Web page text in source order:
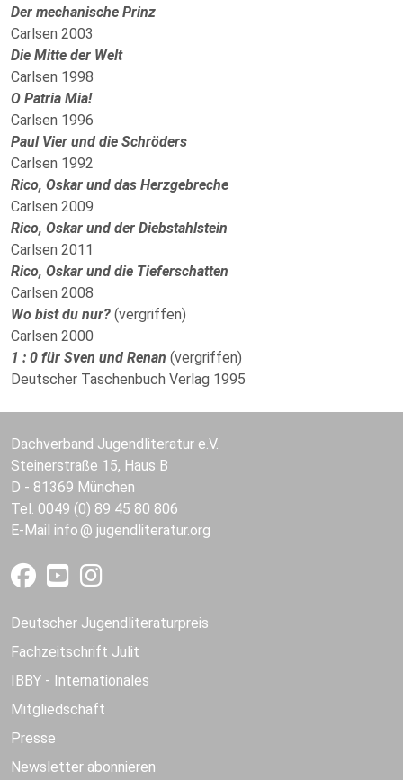
Der mechanische Prinz
Carlsen 2003
Die Mitte der Welt
Carlsen 1998
O Patria Mia!
Carlsen 1996
Paul Vier und die Schröders
Carlsen 1992
Rico, Oskar und das Herzgebreche
Carlsen 2009
Rico, Oskar und der Diebstahlstein
Carlsen 2011
Rico, Oskar und die Tieferschatten
Carlsen 2008
Wo bist du nur? (vergriffen)
Carlsen 2000
1 : 0 für Sven und Renan (vergriffen)
Deutscher Taschenbuch Verlag 1995
Dachverband Jugendliteratur e.V.
Steinerstraße 15, Haus B
D - 81369 München
Tel. 0049 (0) 89 45 80 806
E-Mail info jugendliteratur.org
Deutscher Jugendliteraturpreis
Fachzeitschrift Julit
IBBY - Internationales
Mitgliedschaft
Presse
Newsletter abonnieren